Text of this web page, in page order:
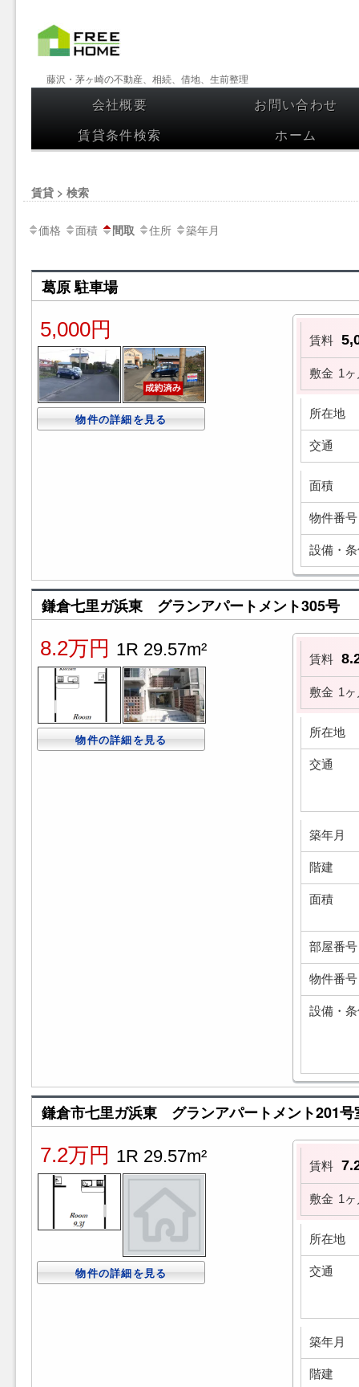
【フリー
ホーム】
藤沢・茅
ヶ崎の不
動産、相
続、借
地、生前
整理
藤沢・茅ヶ崎の不動産、相続、借地、生前整理
コンテンツへスキップ
会社概要
お問い合わせ
賃貸条件検索
ホーム
賃貸 > 検索
価格 面積 間取 住所 築年月
葛原 駐車場
5,000円
物件の詳細を見る
賃料
敷金 1
所在地
交通
面積
物件番号
設備・
鎌倉七里ガ浜東 グランアパートメント305号
8.2万円 1R 29.57m²
物件の詳細を見る
賃料
敷金 1
所在地
交通
築年月
階建
面積
部屋番号
物件番号
設備・
鎌倉市七里ガ浜東 グランアパートメント201号
7.2万円 1R 29.57m²
物件の詳細を見る
賃料
敷金 1
所在地
交通
築年月
階建